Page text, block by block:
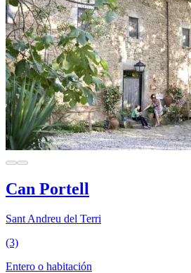
Can Portell
Sant Andreu del Terri
(3)
Entero o habitación